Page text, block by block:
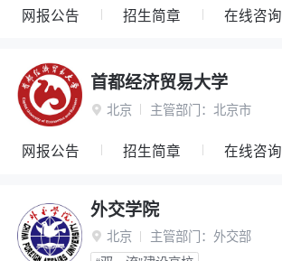
网报公告 招生简章 在线咨询
首都经济贸易大学
 北京 主管部门： 北京市
网报公告 招生简章 在线咨询
外交学院
 北京 主管部门： 外交部